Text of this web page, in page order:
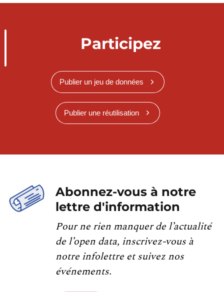
Participez
Publier un jeu de données
Publier une réutilisation
Abonnez-vous à notre
lettre d'information
Pour ne rien manquer de l’actualité
de l’open data, inscrivez-vous à
notre infolettre et suivez nos
événements.